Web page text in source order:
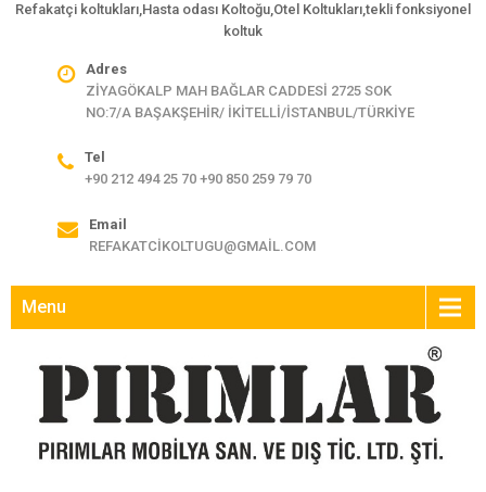
Refakatçi koltukları,Hasta odası Koltoğu,Otel Koltukları,tekli fonksiyonel
koltuk
Adres
ZİYAGÖKALP MAH BAĞLAR CADDESİ 2725 SOK
NO:7/A BAŞAKŞEHİR/ İKİTELLİ/İSTANBUL/TÜRKİYE
Tel
+90 212 494 25 70 +90 850 259 79 70
Email
REFAKATCIKOLTUGU@GMAIL.COM
Menu